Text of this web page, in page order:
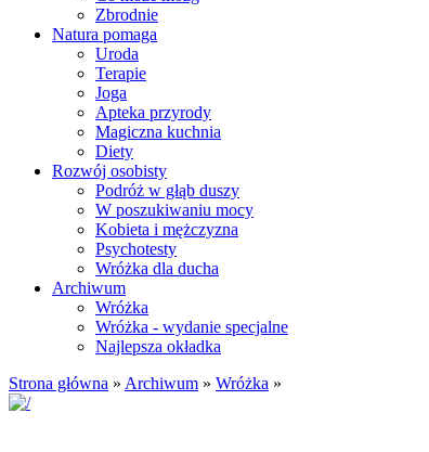
Zbrodnie
Natura pomaga
Uroda
Terapie
Joga
Apteka przyrody
Magiczna kuchnia
Diety
Rozwój osobisty
Podróż w głąb duszy
W poszukiwaniu mocy
Kobieta i mężczyzna
Psychotesty
Wróżka dla ducha
Archiwum
Wróżka
Wróżka - wydanie specjalne
Najlepsza okładka
Strona główna » Archiwum » Wróżka »